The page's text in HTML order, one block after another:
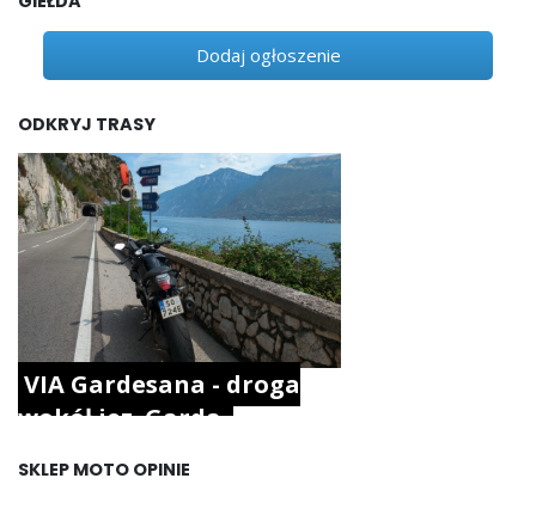
Dodaj ogłoszenie
ODKRYJ TRASY
VIA Gardesana - droga
wokół jez. Garda.
SKLEP MOTO OPINIE